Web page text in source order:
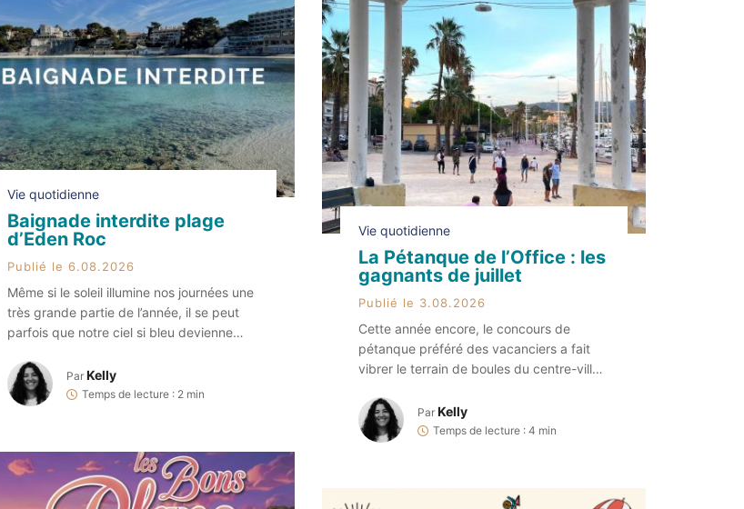
Vie quotidienne
Baignade interdite plage
d’Eden Roc
Publié le 6.08.2026
Même si le soleil illumine nos journées une
très grande partie de l’année, il se peut
parfois que notre ciel si bleu devienne
extérieure souille notre eau si cristalline. Et
quand cela se produit, ça entraîne
Par Kelly
Temps de lecture : 2 min
Vie quotidienne
La Pétanque de l’Office : les
gagnants de juillet
Publié le 3.08.2026
Cette année encore, le concours de
pétanque préféré des vacanciers a fait
vibrer le terrain de boules du centre-ville.
affrontées au mois de juillet pour
remporter le titre de champion de
Par Kelly
Temps de lecture : 4 min